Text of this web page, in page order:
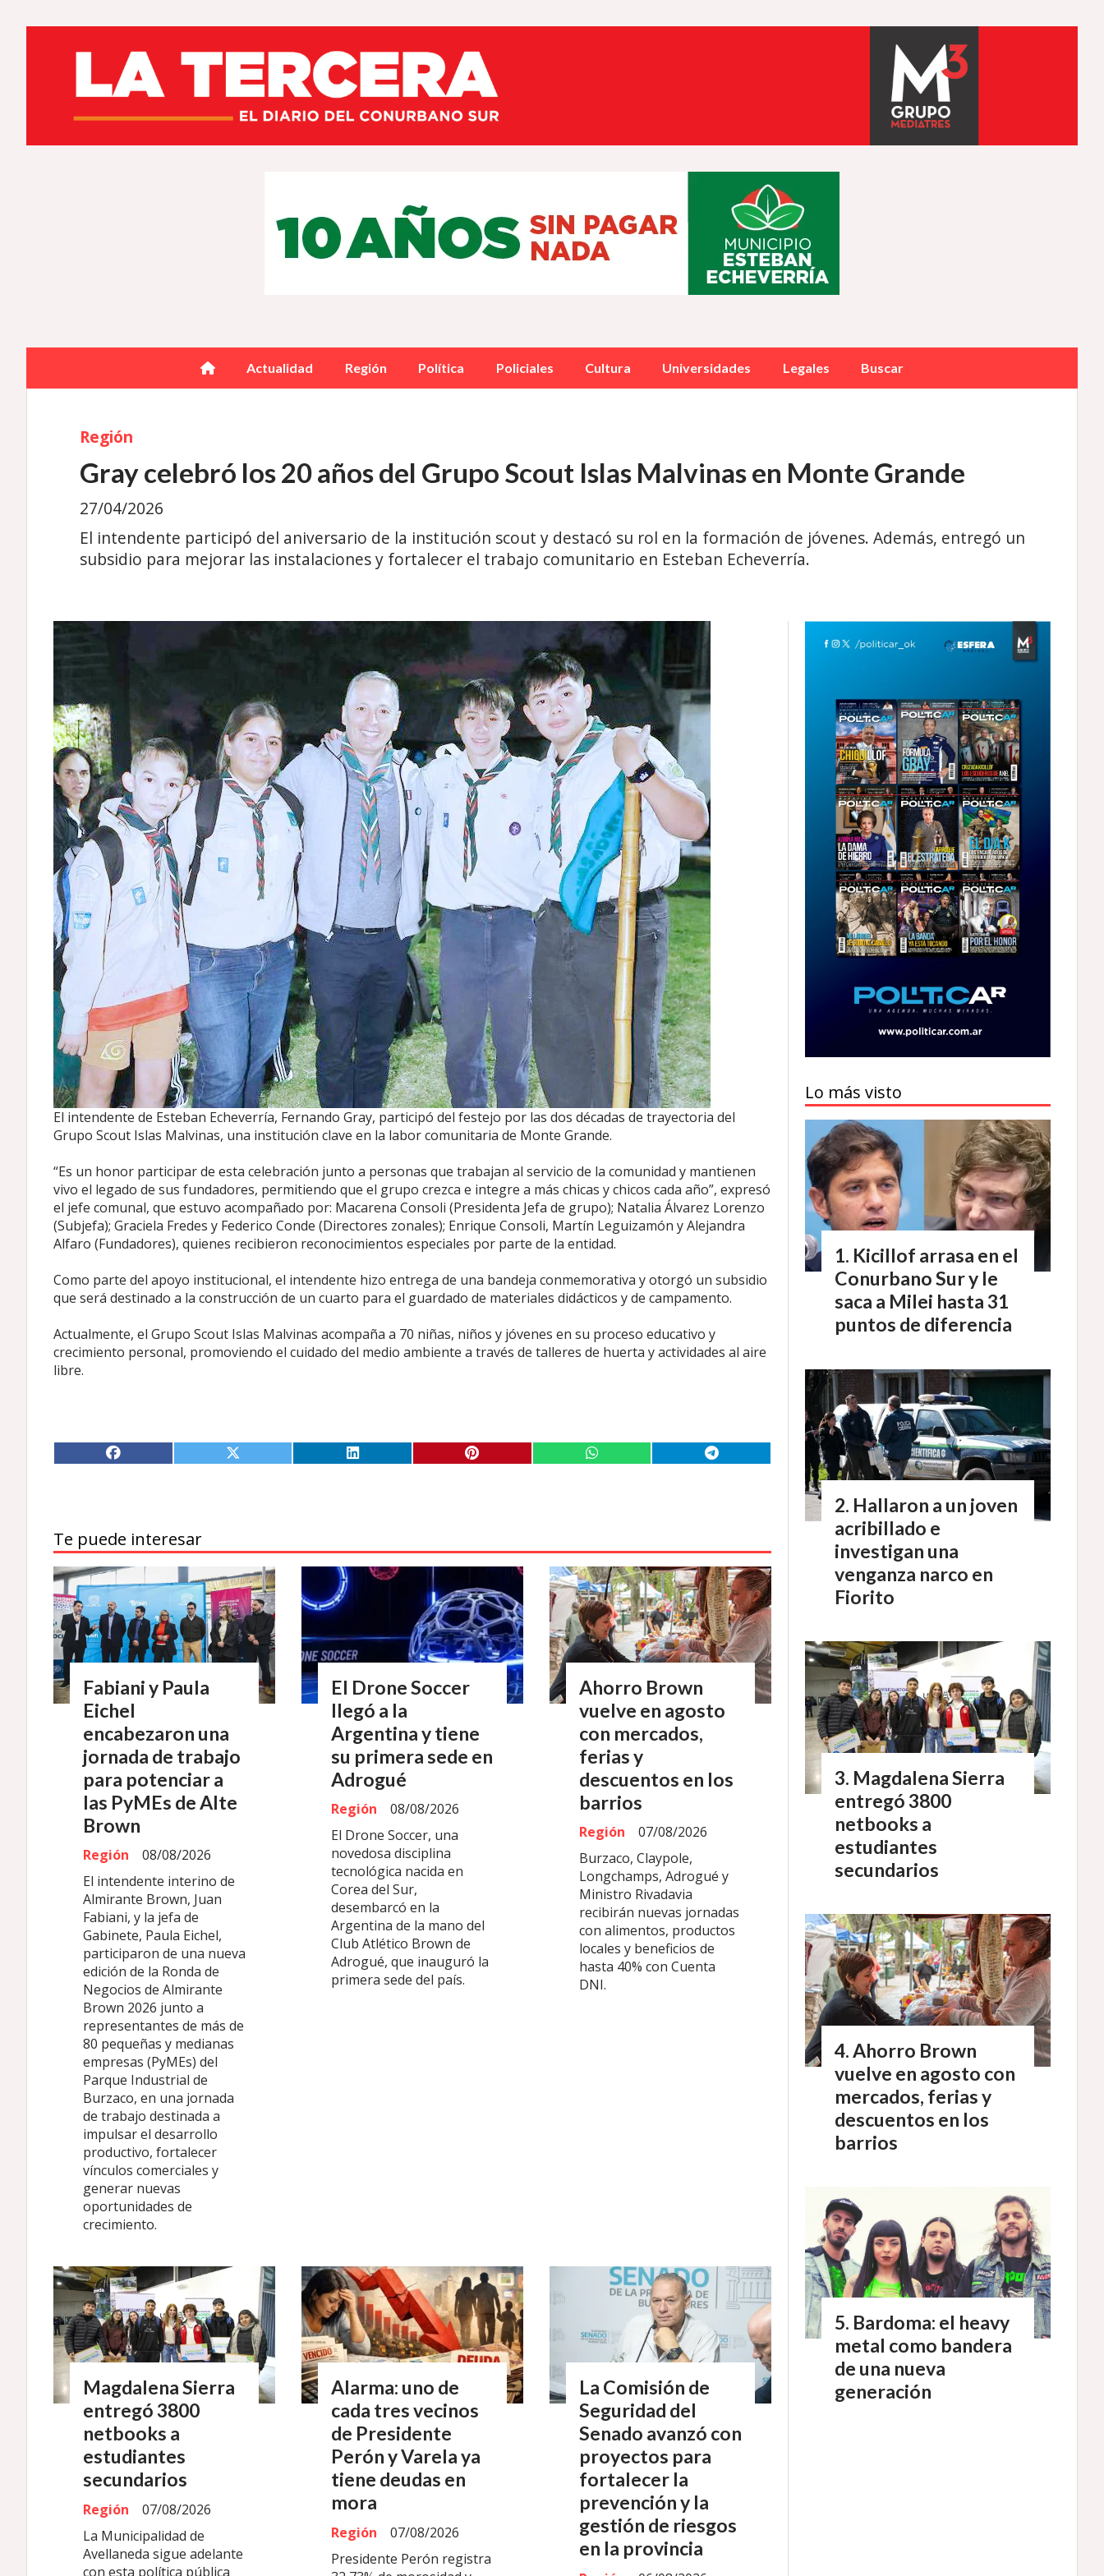
Actualidad Región Política Policiales Cultura Universidades Legales Buscar
Gray celebró los 20 años del Grupo Scout Islas Malvinas en Monte Grande
El intendente participó del aniversario de la institución scout y destacó su rol en la formación de jóvenes. Además, entregó un
subsidio para mejorar las instalaciones y fortalecer el trabajo comunitario en Esteban Echeverría.
Región
27/04/2026
El intendente de Esteban Echeverría, Fernando Gray, participó del festejo por las dos décadas de trayectoria del
Grupo Scout Islas Malvinas, una institución clave en la labor comunitaria de Monte Grande.
“Es un honor participar de esta celebración junto a personas que trabajan al servicio de la comunidad y mantienen
vivo el legado de sus fundadores, permitiendo que el grupo crezca e integre a más chicas y chicos cada año”, expresó
el jefe comunal, que estuvo acompañado por: Macarena Consoli (Presidenta Jefa de grupo); Natalia Álvarez Lorenzo
(Subjefa); Graciela Fredes y Federico Conde (Directores zonales); Enrique Consoli, Martín Leguizamón y Alejandra
Alfaro (Fundadores), quienes recibieron reconocimientos especiales por parte de la entidad.
Como parte del apoyo institucional, el intendente hizo entrega de una bandeja conmemorativa y otorgó un subsidio
que será destinado a la construcción de un cuarto para el guardado de materiales didácticos y de campamento.
Actualmente, el Grupo Scout Islas Malvinas acompaña a 70 niñas, niños y jóvenes en su proceso educativo y
crecimiento personal, promoviendo el cuidado del medio ambiente a través de talleres de huerta y actividades al aire
libre.
Te puede interesar
Fabiani y Paula
Eichel
encabezaron una
jornada de trabajo
para potenciar a
las PyMEs de Alte
Brown
Región
08/08/2026
El intendente interino de
Almirante Brown, Juan
Fabiani, y la jefa de
Gabinete, Paula Eichel,
participaron de una nueva
edición de la Ronda de
Negocios de Almirante
Brown 2026 junto a
representantes de más de
80 pequeñas y medianas
empresas (PyMEs) del
Parque Industrial de
Burzaco, en una jornada
de trabajo destinada a
impulsar el desarrollo
productivo, fortalecer
vínculos comerciales y
generar nuevas
oportunidades de
crecimiento.
El Drone Soccer
llegó a la
Argentina y tiene
su primera sede en
Adrogué
Región
08/08/2026
El Drone Soccer, una
novedosa disciplina
tecnológica nacida en
Corea del Sur,
desembarcó en la
Argentina de la mano del
Club Atlético Brown de
Adrogué, que inauguró la
primera sede del país.
Ahorro Brown
vuelve en agosto
con mercados,
ferias y
descuentos en los
barrios
Región
07/08/2026
Burzaco, Claypole,
Longchamps, Adrogué y
Ministro Rivadavia
recibirán nuevas jornadas
con alimentos, productos
locales y beneficios de
hasta 40% con Cuenta
DNI.
Magdalena Sierra
entregó 3800
netbooks a
estudiantes
secundarios
Región
07/08/2026
La Municipalidad de
Avellaneda sigue adelante
con esta política pública
Alarma: uno de
cada tres vecinos
de Presidente
Perón y Varela ya
tiene deudas en
mora
Región
07/08/2026
Presidente Perón registra
La Comisión de
Seguridad del
Senado avanzó con
proyectos para
fortalecer la
prevención y la
gestión de riesgos
en la provincia
Lo más visto
Kicillof arrasa en el
Conurbano Sur y le
saca a Milei hasta 31
puntos de diferencia
Hallaron a un joven
acribillado e
investigan una
venganza narco en
Fiorito
Magdalena Sierra
entregó 3800
netbooks a
estudiantes
secundarios
Ahorro Brown
vuelve en agosto con
mercados, ferias y
descuentos en los
barrios
Bardoma: el heavy
metal como bandera
de una nueva
generación